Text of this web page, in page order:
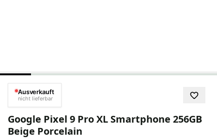
Ausverkauft
nicht lieferbar
Google Pixel 9 Pro XL Smartphone 256GB
Beige Porcelain